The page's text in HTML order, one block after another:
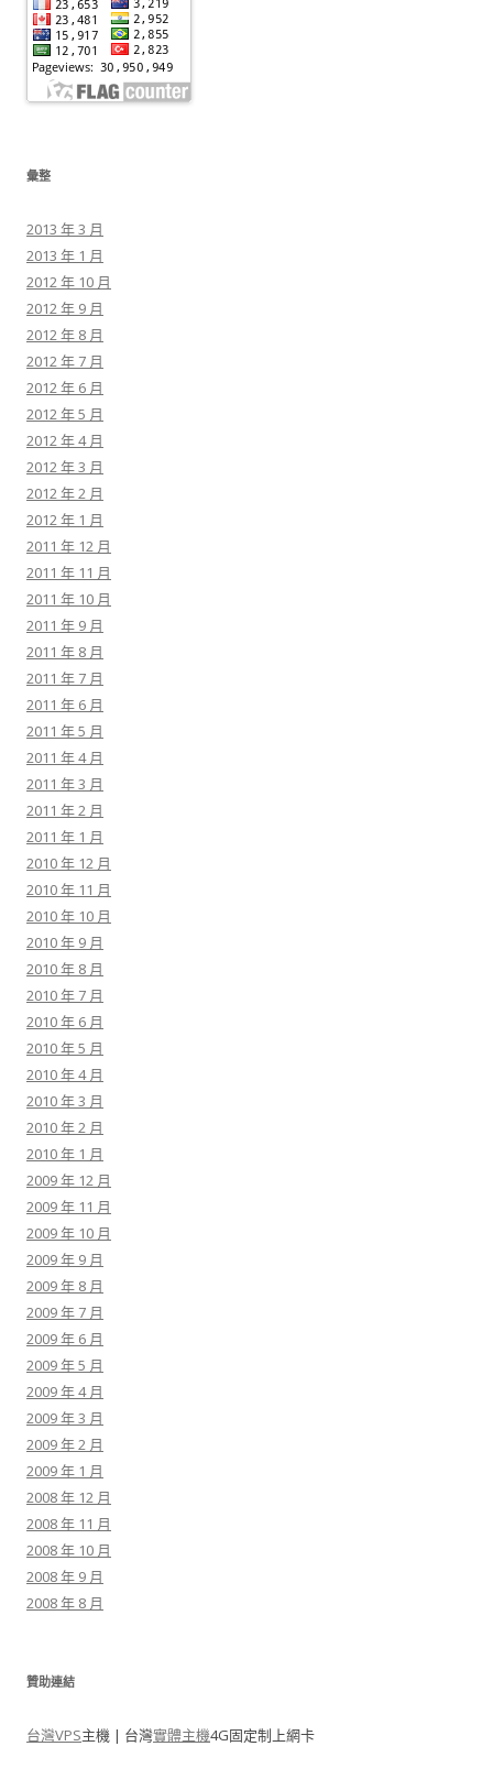
彙整
2013 年 3 月
2013 年 1 月
2012 年 10 月
2012 年 9 月
2012 年 8 月
2012 年 7 月
2012 年 6 月
2012 年 5 月
2012 年 4 月
2012 年 3 月
2012 年 2 月
2012 年 1 月
2011 年 12 月
2011 年 11 月
2011 年 10 月
2011 年 9 月
2011 年 8 月
2011 年 7 月
2011 年 6 月
2011 年 5 月
2011 年 4 月
2011 年 3 月
2011 年 2 月
2011 年 1 月
2010 年 12 月
2010 年 11 月
2010 年 10 月
2010 年 9 月
2010 年 8 月
2010 年 7 月
2010 年 6 月
2010 年 5 月
2010 年 4 月
2010 年 3 月
2010 年 2 月
2010 年 1 月
2009 年 12 月
2009 年 11 月
2009 年 10 月
2009 年 9 月
2009 年 8 月
2009 年 7 月
2009 年 6 月
2009 年 5 月
2009 年 4 月
2009 年 3 月
2009 年 2 月
2009 年 1 月
2008 年 12 月
2008 年 11 月
2008 年 10 月
2008 年 9 月
2008 年 8 月
贊助連結
台灣VPS主機 | 台灣實體主機4G固定制上網卡